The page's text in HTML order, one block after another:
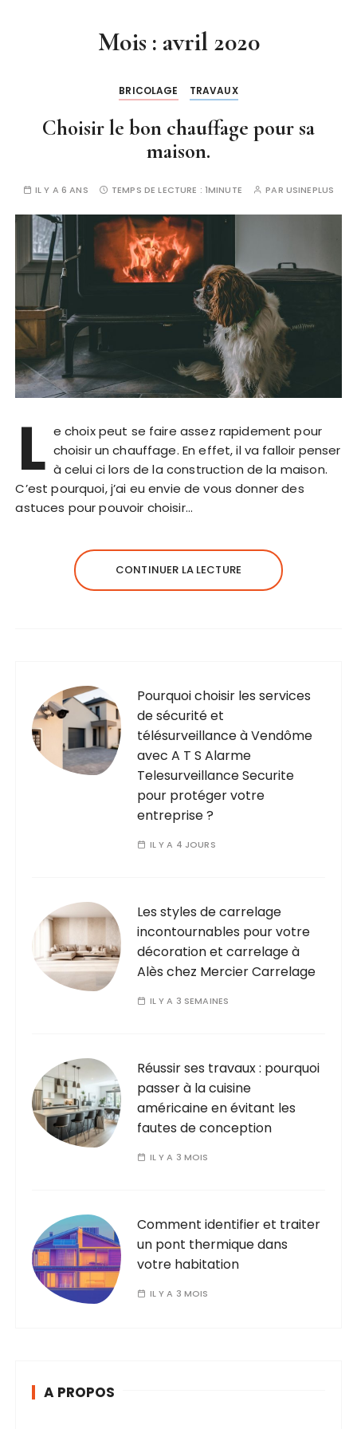
Mois : avril 2020
BRICOLAGE TRAVAUX
Choisir le bon chauffage pour sa
maison.
IL Y A 6 ANS TEMPS DE LECTURE : 1MINUTE PAR USINEPLUS
L e choix peut se faire assez rapidement pour
choisir un chauffage. En effet, il va falloir penser
à celui ci lors de la construction de la maison.
C’est pourquoi, j’ai eu envie de vous donner des
astuces pour pouvoir choisir…
CONTINUER LA LECTURE
Pourquoi choisir les services
de sécurité et
télésurveillance à Vendôme
avec A T S Alarme
Telesurveillance Securite
pour protéger votre
entreprise ?
IL Y A 4 JOURS
Les styles de carrelage
incontournables pour votre
décoration et carrelage à
Alès chez Mercier Carrelage
IL Y A 3 SEMAINES
Réussir ses travaux : pourquoi
passer à la cuisine
américaine en évitant les
fautes de conception
IL Y A 3 MOIS
Comment identifier et traiter
un pont thermique dans
votre habitation
IL Y A 3 MOIS
A PROPOS